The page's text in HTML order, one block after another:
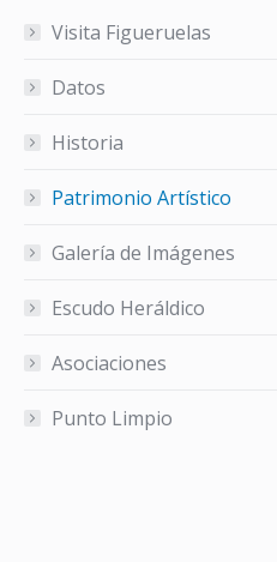
Visita Figueruelas
Datos
Historia
Patrimonio Artístico
Galería de Imágenes
Escudo Heráldico
Asociaciones
Punto Limpio